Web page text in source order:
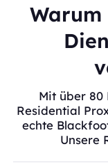
Warum
Mit über 80
Residential
echte
Unsere